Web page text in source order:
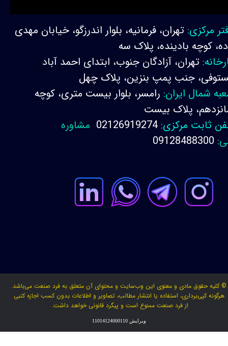
مرکزی: تهران، فرمانیه، بلوار اندرزگو، خیابان مهدی
کوچه بادینده، پلاک سه
تهران، آزادگان جنوب، ابتدای احمد آباد
جنب پمپ بنزین، پلاک چهل
شمال ایران: رامسر، بلوار بیست متری، کوچه
پلاک بیست
ثابت مرکزی:
مشاوره
© کلیه حقوق مادی و معنوی این وب‌سایت و محتوای آن متعلق به فرد صنعت می‌باشد.
هرگونه کپی‌برداری، استفاده یا انتشار مطالب، تصاویر و اطلاعات بدون کسب اجازه کتبی
از فرد صنعت ممنوع است و پیگرد قانونی خواهد داشت.
ویرایش 11014124000110